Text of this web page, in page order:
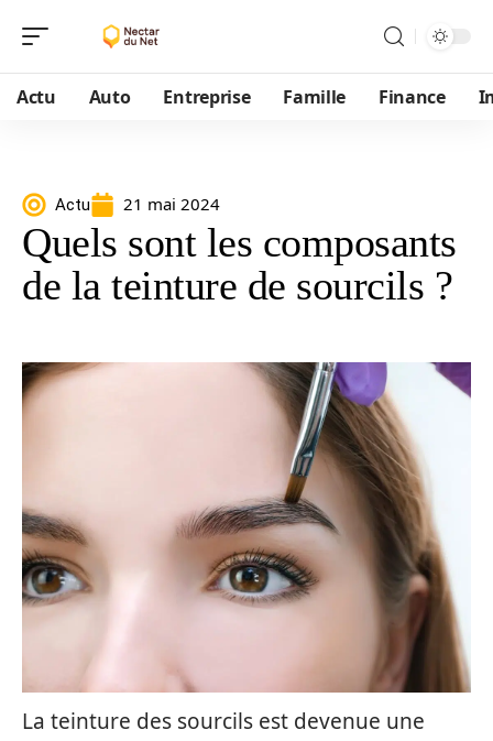
Actu Auto Entreprise Famille Finance
Actu 21 mai 2024
Quels sont les composants
de la teinture de sourcils ?
La teinture des sourcils est devenue une